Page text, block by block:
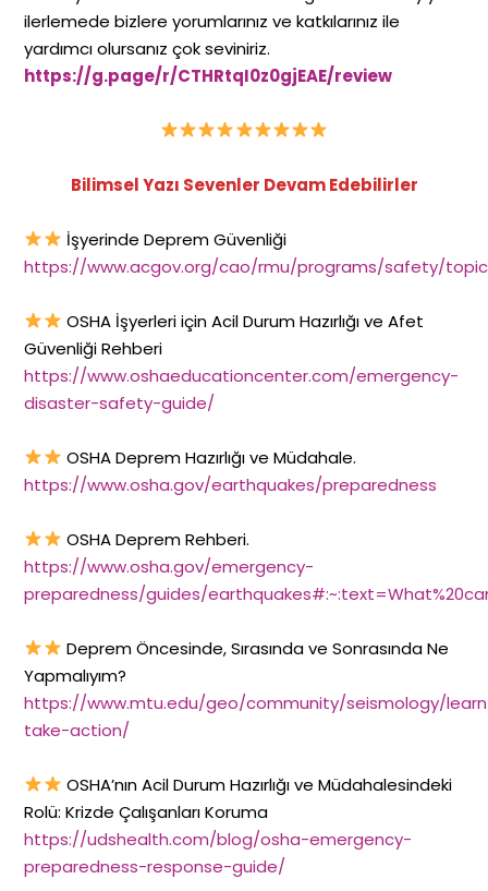
ilerlemede bizlere yorumlarınız ve katkılarınız ile
yardımcı olursanız çok seviniriz.
https://g.page/r/CTHRtqI0z0gjEAE/review
Bilimsel Yazı Sevenler Devam Edebilirler
İşyerinde Deprem Güvenliği
https://www.acgov.org/cao/rmu/programs/safety/
OSHA İşyerleri için Acil Durum Hazırlığı ve Afet
Güvenliği Rehberi
https://www.oshaeducationcenter.com/emergency-
disaster-safety-guide/
OSHA Deprem Hazırlığı ve Müdahale.
https://www.osha.gov/earthquakes/preparedness
OSHA Deprem Rehberi.
https://www.osha.gov/emergency-
preparedness/guides/
Deprem Öncesinde, Sırasında ve Sonrasında Ne
Yapmalıyım?
https://www.mtu.edu/geo/community/seismology/
take-action/
OSHA’nın Acil Durum Hazırlığı ve Müdahalesindeki
Rolü: Krizde Çalışanları Koruma
https://udshealth.com/blog/osha-emergency-
preparedness-response-guide/